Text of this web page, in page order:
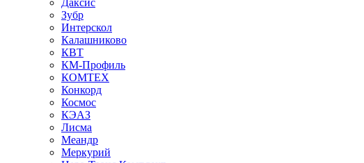
Зубр
Интерскол
Калашниково
КВТ
КМ-Профиль
КОМТЕХ
Конкорд
Космос
КЭАЗ
Лисма
Меандр
Меркурий